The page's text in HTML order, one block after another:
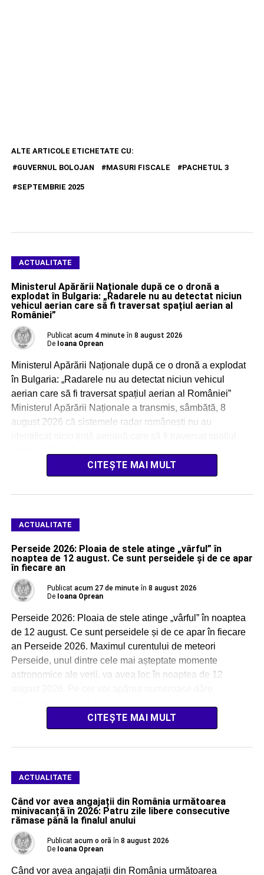
ALTE ARTICOLE ETICHETATE CU:
GUVERNUL BOLOJAN
MASURI FISCALE PACHETUL 3
SEPTEMBRIE 2025
ACTUALITATE
Ministerul Apărării Naționale după ce o dronă a
explodat în Bulgaria: „Radarele nu au detectat niciun
vehicul aerian care să fi traversat spațiul aerian al
României”
Publicat acum 4 minute în 8 august 2026
De Ioana Oprean
Ministerul Apărării Naționale după ce o dronă a explodat
în Bulgaria: „Radarele nu au detectat niciun vehicul
aerian care să fi traversat spațiul aerian al României”
Ministerul Apărării Naționale a transmis, sâmbătă, 8
august 2026 că sistemele radar românești nu au
CITEȘTE MAI MULT
ACTUALITATE
Perseide 2026: Ploaia de stele atinge „vârful” în
noaptea de 12 august. Ce sunt perseidele și de ce apar
în fiecare an
Publicat acum 27 de minute în 8 august 2026
De Ioana Oprean
Perseide 2026: Ploaia de stele atinge „vârful” în noaptea
de 12 august. Ce sunt perseidele și de ce apar în fiecare
an Perseide 2026. Maximul curentului de meteori
Perseide, unul dintre cele mai așteptate momente
astronomice ale verii, va avea loc în noaptea de 12
CITEȘTE MAI MULT
ACTUALITATE
Când vor avea angajații din România următoarea
minivacanță în 2026: Patru zile libere consecutive
rămase până la finalul anului
Publicat acum o oră în 8 august 2026
De Ioana Oprean
Când vor avea angajații din România următoarea